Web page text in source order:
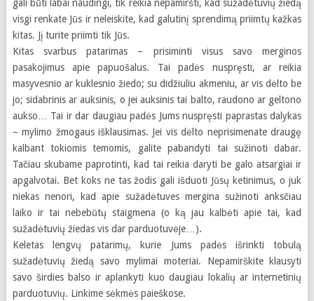
gali būti labai naudingi, tik reikia nepamiršti, kad sužadėtuvių žiedą
visgi renkate Jūs ir neleiskite, kad galutinį sprendimą priimtų kažkas
kitas. Jį turite priimti tik Jūs.
Kitas svarbus patarimas – prisiminti visus savo merginos
pasakojimus apie papuošalus. Tai padės nuspręsti, ar reikia
masyvesnio ar kuklesnio žiedo; su didžiuliu akmeniu, ar vis dėlto be
jo; sidabrinis ar auksinis, o jei auksinis tai balto, raudono ar geltono
aukso… Tai ir dar daugiau padės Jums nuspręsti paprastas dalykas
– mylimo žmogaus išklausimas. Jei vis dėlto neprisimenate draugę
kalbant tokiomis temomis, galite pabandyti tai sužinoti dabar.
Tačiau skubame paprotinti, kad tai reikia daryti be galo atsargiai ir
apgalvotai. Bet koks ne tas žodis gali išduoti Jūsų ketinimus, o juk
niekas nenori, kad apie sužadėtuves mergina sužinoti anksčiau
laiko ir tai nebebūtų staigmena (o ką jau kalbėti apie tai, kad
sužadėtuvių žiedas vis dar parduotuvėje…).
Keletas lengvų patarimų, kurie Jums padės išrinkti tobulą
sužadėtuvių žiedą savo mylimai moteriai. Nepamirškite klausyti
savo širdies balso ir aplankyti kuo daugiau lokalių ar internetinių
parduotuvių. Linkime sėkmės paieškose.